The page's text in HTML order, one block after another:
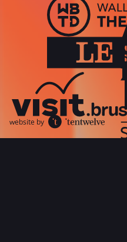
website by